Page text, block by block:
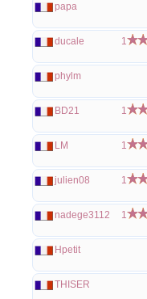
papa
ducale 1
phylm
BD21 1
LM 1
julien08 1
nadege3112 1
Hpetit
THISER